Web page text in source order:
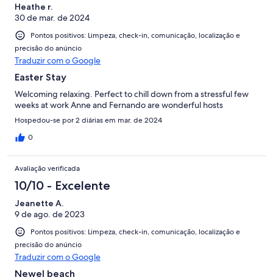
Heathe r.
30 de mar. de 2024
Pontos positivos: Limpeza, check-in, comunicação, localização e
precisão do anúncio
Traduzir com o Google
Easter Stay
Welcoming relaxing. Perfect to chill down from a stressful few
weeks at work Anne and Fernando are wonderful hosts
Hospedou-se por 2 diárias em mar. de 2024
0
Avaliação verificada
10/10 - Excelente
Jeanette A.
9 de ago. de 2023
Pontos positivos: Limpeza, check-in, comunicação, localização e
precisão do anúncio
Traduzir com o Google
Newel beach